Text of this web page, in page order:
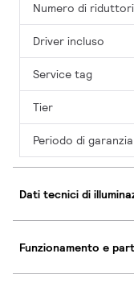
Numero di riduttori
Driver incluso
Service tag
Tier
Periodo di garanzia
Dati tecnici di
Funzionamento e